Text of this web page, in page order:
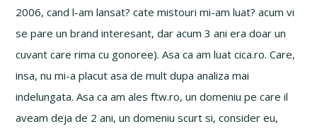
2006, cand l-am lansat? cate mistouri mi-am luat? acum vi
se pare un brand interesant, dar acum 3 ani era doar un
cuvant care rima cu gonoree). Asa ca am luat cica.ro. Care,
insa, nu mi-a placut asa de mult dupa analiza mai
indelungata. Asa ca am ales ftw.ro, un domeniu pe care il
aveam deja de 2 ani, un domeniu scurt si, consider eu,